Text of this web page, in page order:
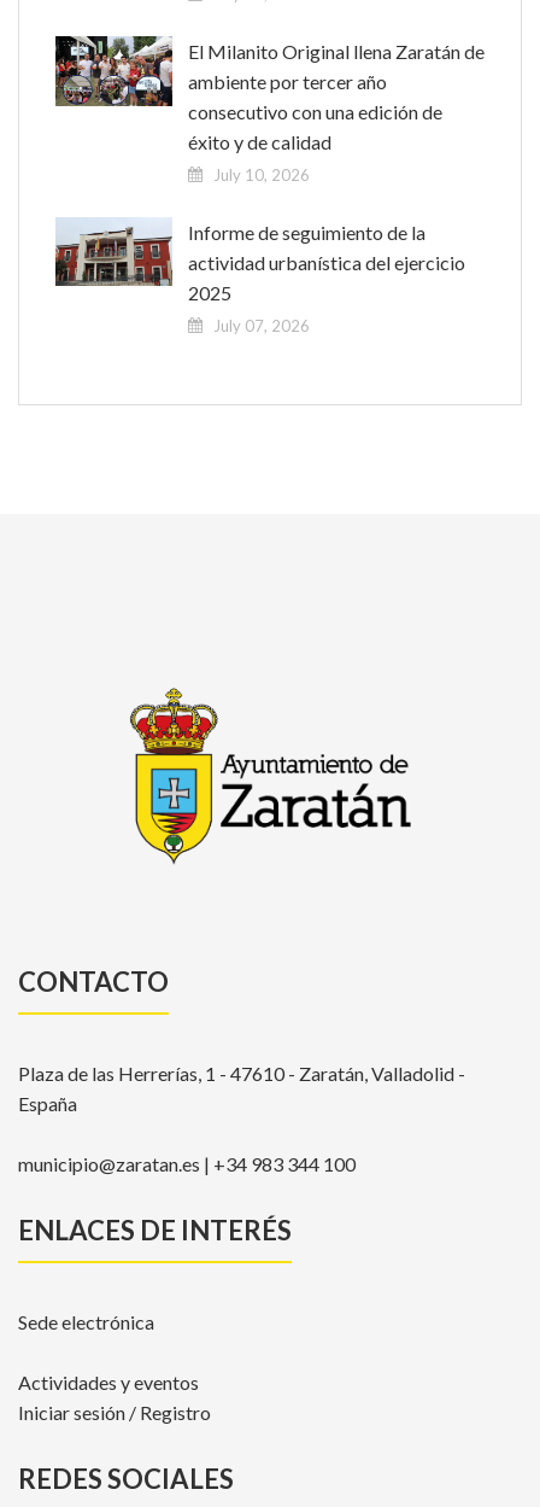
El Milanito Original llena Zaratán de
ambiente por tercer año
consecutivo con una edición de
éxito y de calidad
July 10, 2026
Informe de seguimiento de la
actividad urbanística del ejercicio
2025
July 07, 2026
CONTACTO
Plaza de las Herrerías, 1 - 47610 - Zaratán, Valladolid -
España
municipio@zaratan.es | +34 983 344 100
ENLACES DE INTERÉS
Sede electrónica
Actividades y eventos
Iniciar sesión / Registro
REDES SOCIALES